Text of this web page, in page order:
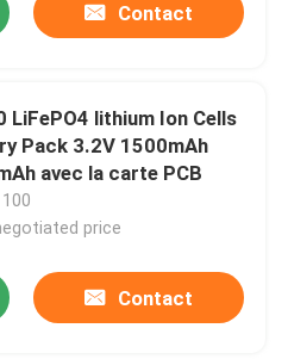
Contact
LiFePO4 lithium Ion Cells
Pack 3.2V 1500mAh
avec la carte PCB
100
price
Contact